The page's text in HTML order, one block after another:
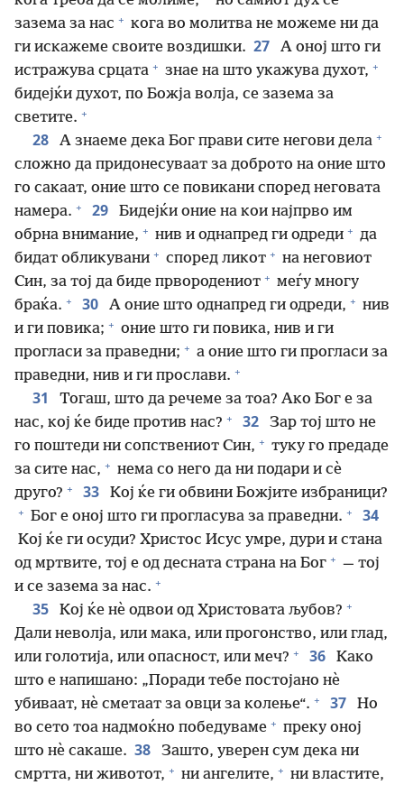
зазема за нас + кога во молитва не можеме ни да
ги искажеме своите воздишки. 27
А оној што ги
истражува срцата + знае на што укажува духот, +
бидејќи духот, по Божја волја, се зазема за
светите. +
28 А знаеме дека Бог прави сите негови дела +
сложно да придонесуваат за доброто на оние што
го сакаат, оние што се повикани според неговата
намера. + 29
Бидејќи оние на кои најпрво им
обрна внимание, + нив и однапред ги одреди + да
бидат обликувани + според ликот + на неговиот
Син, за тој да биде првородениот + меѓу многу
браќа. + 30 А оние што однапред ги одреди, + нив
и ги повика; + оние што ги повика, нив и ги
прогласи за праведни; + а оние што ги прогласи за
праведни, нив и ги прослави. +
31
Тогаш, што да речеме за тоа? Ако Бог е за
нас, кој ќе биде против нас? + 32
Зар тој што не
го поштеди ни сопствениот Син, + туку го предаде
за сите нас, + нема со него да ни подари и сѐ
друго? + 33 Кој ќе ги обвини Божјите избраници?
+ Бог е оној што ги прогласува за праведни. + 34
Кој ќе ги осуди? Христос Исус умре, дури и стана
од мртвите, тој е од десната страна на Бог + — тој
и се зазема за нас. +
35 Кој ќе нѐ одвои од Христовата љубов? +
Дали неволја, или мака, или прогонство, или глад,
или голотија, или опасност, или меч? + 36
Како
што е напишано: „Поради тебе постојано нѐ
убиваат, нѐ сметаат за овци за колење“. + 37
Но
во сето тоа надмоќно победуваме + преку оној
што нѐ сакаше. 38
Зашто, уверен сум дека ни
смртта, ни животот, + ни ангелите, + ни властите,